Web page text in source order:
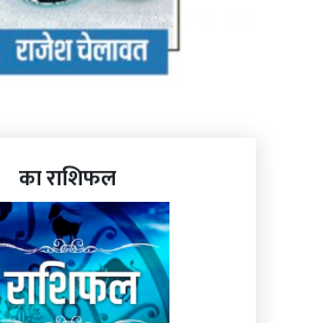
का राशिफल